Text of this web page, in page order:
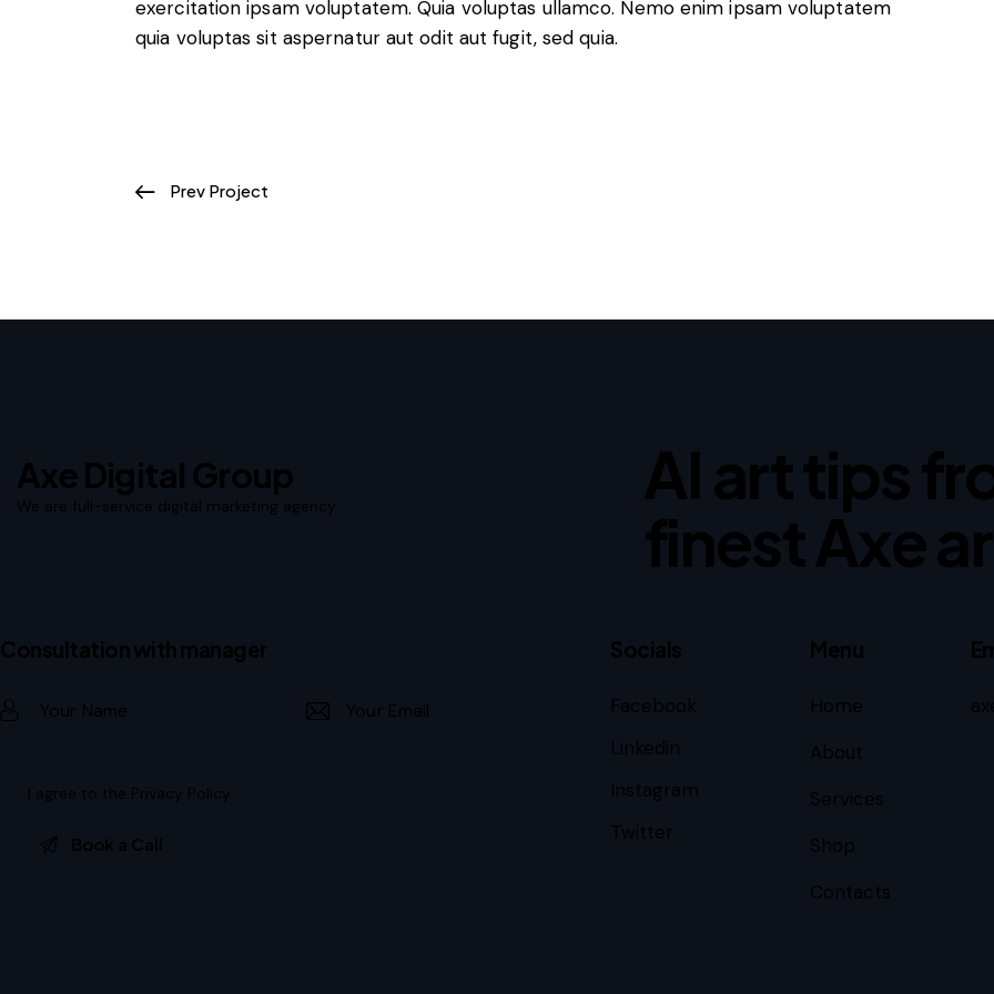
exercitation ipsam voluptatem. Quia voluptas ullamco. Nemo enim ipsam voluptatem
quia voluptas sit aspernatur aut odit aut fugit, sed quia.
Prev Project
Axe Digital Group
We are full-service digital marketing agency.
AI art tips
finest Axe
Consultation with manager
I agree to the Privacy Policy
Socials
Facebook
Linkedin
Instagram
Twitter
Menu
Home
About
Services
Shop
Contacts